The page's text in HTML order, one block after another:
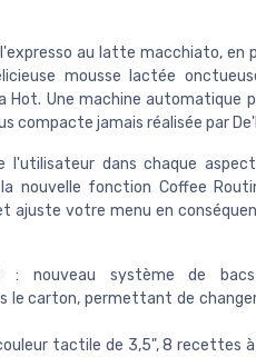
au latte macchiato, en
mousse lactée
Une machine automatique
compacte jamais réalisée par
l'utilisateur dans chaque
nouvelle fonction Coffee
ajuste votre menu en
: nouveau système de
le carton, permettant de
couleur tactile de 3,5", 8 recettes